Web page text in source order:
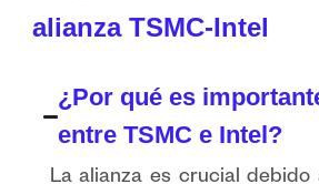
alianza TSMC-Intel
¿Por qué es
entre TSMC e Intel?
La alianza es crucial debido